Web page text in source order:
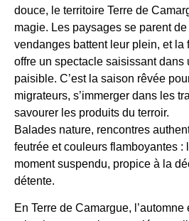
douce, le territoire Terre de
magie. Les paysages se parentde
vendanges battent leur plein, etla
offre un spectac le saisissant dans
paisib le. C’estla saison rêvée
migrateurs, s’immerger dans les
savourer les produits du terroir.
Balades nature, rencontres authen
feutrée et couleurs flamboyantes :
moment suspendu, propice à la dé
détente.
En Terre de Camargue, l’automne